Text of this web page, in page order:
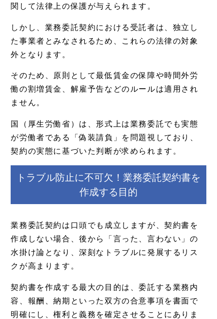
関して法律上の保護が与えられます。
しかし、業務委託契約における受託者は、独立し
た事業者とみなされるため、これらの法律の対象
外となります。
そのため、原則として最低賃金の保障や時間外労
働の割増賃金、解雇予告などのルールは適用され
ません。
国（厚生労働省）は、形式上は業務委託でも実態
が労働者である「偽装請負」を問題視しており、
契約の実態に基づいた判断が求められます。
トラブル防止に不可欠！業務委託契約書を
作成する目的
業務委託契約は口頭でも成立しますが、契約書を
作成しない場合、後から「言った、言わない」の
水掛け論となり、深刻なトラブルに発展するリス
クが高まります。
契約書を作成する最大の目的は、委託する業務内
容、報酬、納期といった双方の合意事項を書面で
明確にし、権利と義務を確定させることにありま